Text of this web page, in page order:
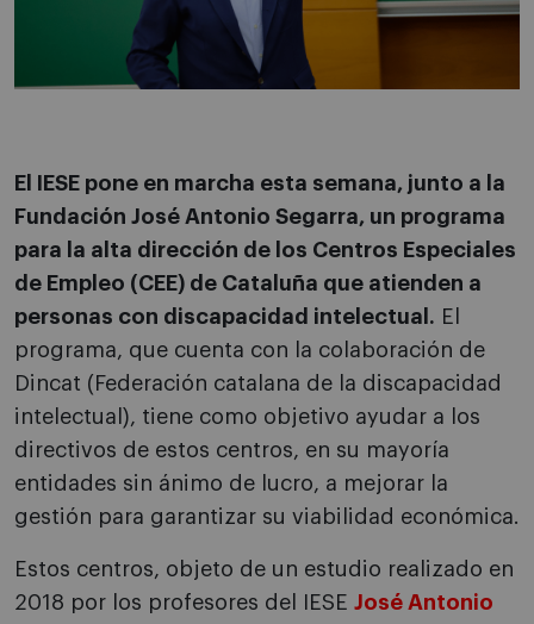
El IESE pone en marcha esta semana, junto a la
Fundación José Antonio Segarra, un programa
para la alta dirección de los Centros Especiales
de Empleo (CEE) de Cataluña que atienden a
personas con discapacidad intelectual. El
programa, que cuenta con la colaboración de
Dincat (Federación catalana de la discapacidad
intelectual), tiene como objetivo ayudar a los
directivos de estos centros, en su mayoría
entidades sin ánimo de lucro, a mejorar la
gestión para garantizar su viabilidad económica.
Estos centros, objeto de un estudio realizado en
2018 por los profesores del IESE José Antonio